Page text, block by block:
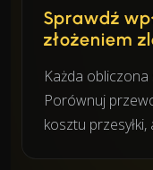
Sprawdź
złożeniem
Każda
Porównuj
kosztu